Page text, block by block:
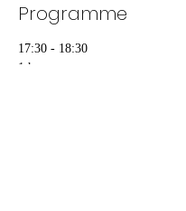
Programme
17:30 - 18:30
1 heure